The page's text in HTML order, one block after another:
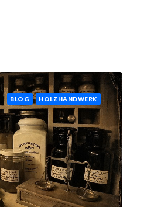
BLOG HOLZHANDWERK